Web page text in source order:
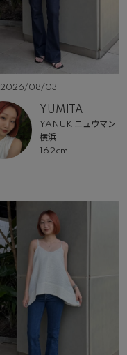
2026/08/03
YUMITA
YANUK ニュウマン
横浜
162cm